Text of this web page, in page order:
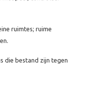
ruimtes; ruime
die bestand zijn tegen